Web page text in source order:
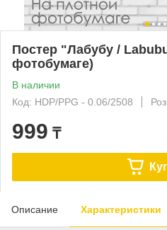
Постер "Лабубу /
фотобумаге)
В наличии
Код: HDP/PPG - 0.06/2508
999 ₸
Описание Характеристики